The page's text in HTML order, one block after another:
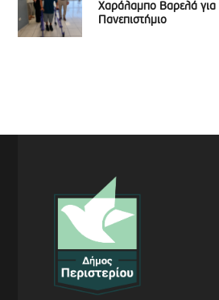
Χαράλαμπο Βαρελά για
Πανεπιστήμιο